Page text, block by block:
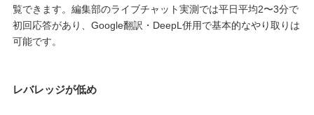
覧できます。編集部のライブチャット実測では平日平均2〜3分で
初回応答があり、Google翻訳・DeepL併用で基本的なやり取りは
可能です。
レバレッジが低め